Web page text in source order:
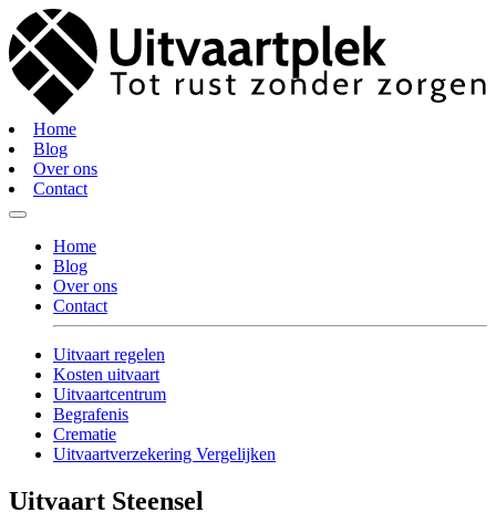
Home
Blog
Over ons
Contact
Home
Blog
Over ons
Contact
Uitvaart regelen
Kosten uitvaart
Uitvaartcentrum
Begrafenis
Crematie
Uitvaartverzekering Vergelijken
Uitvaart Steensel